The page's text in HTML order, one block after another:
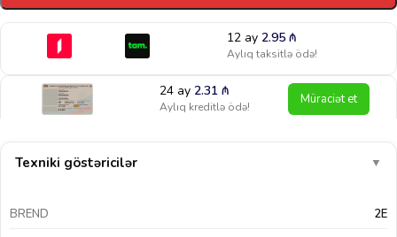
12 ay 2.95 ₼
Aylıq taksitlə ödə!
24 ay2.31₼
Aylıq kreditlə ödə! Müraciət et
Texniki göstəricilər ▼
BREND 2E